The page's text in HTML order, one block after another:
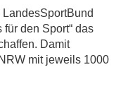
den Sport“ das
Damit
mit jeweils 1000